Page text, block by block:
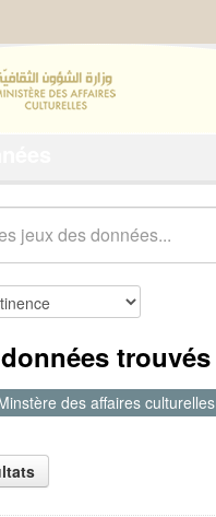
trouvés
des affaires culturelles